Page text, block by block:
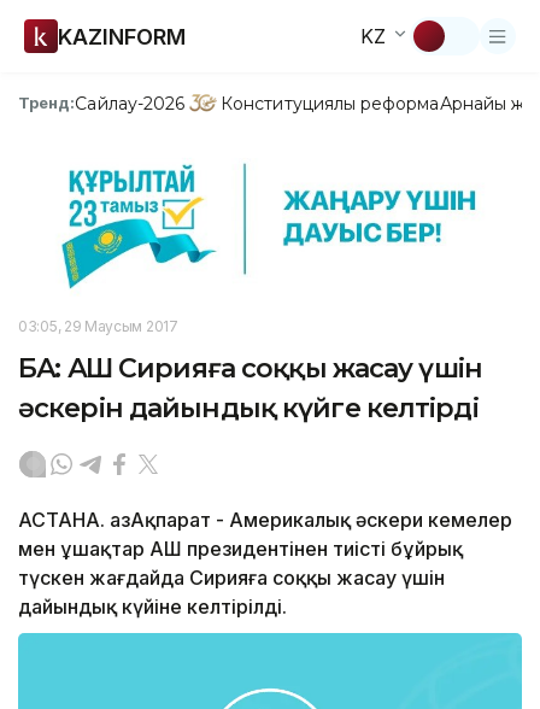
KAZINFORM KZ
Тренд:Сайлау-2026 Конституциялық реформаАрнайы
03:05, 29 Маусым 2017
БАҚ: АҚШ Сирияға соққы жасау үшін
әскерін дайындық күйге келтірді
АСТАНА. ҚазАқпарат - Америкалық әскери кемелер
мен ұшақтар АҚШ президентінен тиісті бұйрық
түскен жағдайда Сирияға соққы жасау үшін
дайындық күйіне келтірілді.